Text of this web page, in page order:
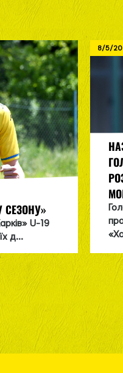
СЕЗОНУ»
U-19
д...
8/5/